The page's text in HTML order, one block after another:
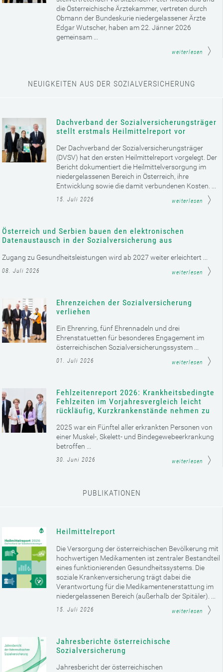
die Österreichische Ärztekammer, vertreten durch
Obmann der Bundeskurie niedergelassener Ärzte
Edgar Wutscher, haben am 22. Jänner 2026
gemeinsam ...
weiterlesen
NEUIGKEITEN AUS DER SOZIALVERSICHERUNG
Dachverband der Sozialversicherungsträger
stellt erstmals Heilmittelreport vor
Der Dachverband der Sozialversicherungsträger
(DVSV) hat den ersten Heilmittelreport vorgelegt. Der
Bericht dokumentiert die Heilmittelversorgung im
niedergelassenen Bereich in Österreich, ihre
Entwicklung sowie die damit verbundenen Kosten. ...
15. Juli 2026 weiterlesen
Österreich und Serbien bauen den elektronischen
Datenaustausch in der Sozialversicherung aus
Zugang zu Gesundheitsleistungen wird ab 2027 weiter erleichtert ...
08. Juli 2026 weiterlesen
Ehrenzeichen der Sozialversicherung
verliehen
Ein Ehrenring, fünf Ehrennadeln und drei
Ehrenstatuetten für besonderes Engagement im
österreichischen Sozialversicherungssystem ...
01. Juli 2026 weiterlesen
Fehlzeitenreport 2026: Krankheitsbedingte
Fehlzeiten im Vorjahresvergleich leicht
rückläufig, Kurzkrankenstände nehmen zu
2025 war ein Fünftel aller erkrankten Personen von
einer Muskel-, Skelett- und Bindegewebeerkrankung
betroffen ...
30. Juni 2026 weiterlesen
PUBLIKATIONEN
Heilmittelreport
Die Versorgung der österreichischen Bevölkerung mit
hochwertigen Medikamenten ist zentraler Bestandteil
eines funktionierenden Gesundheitssystems. Die
soziale Krankenversicherung trägt dabei die
Verantwortung für die Medikamentenerstattung im
niedergelassenen Bereich (außerhalb der Spitäler). ...
15. Juli 2026 weiterlesen
Jahresberichte österreichische
Sozialversicherung
Jahresbericht der österreichischen